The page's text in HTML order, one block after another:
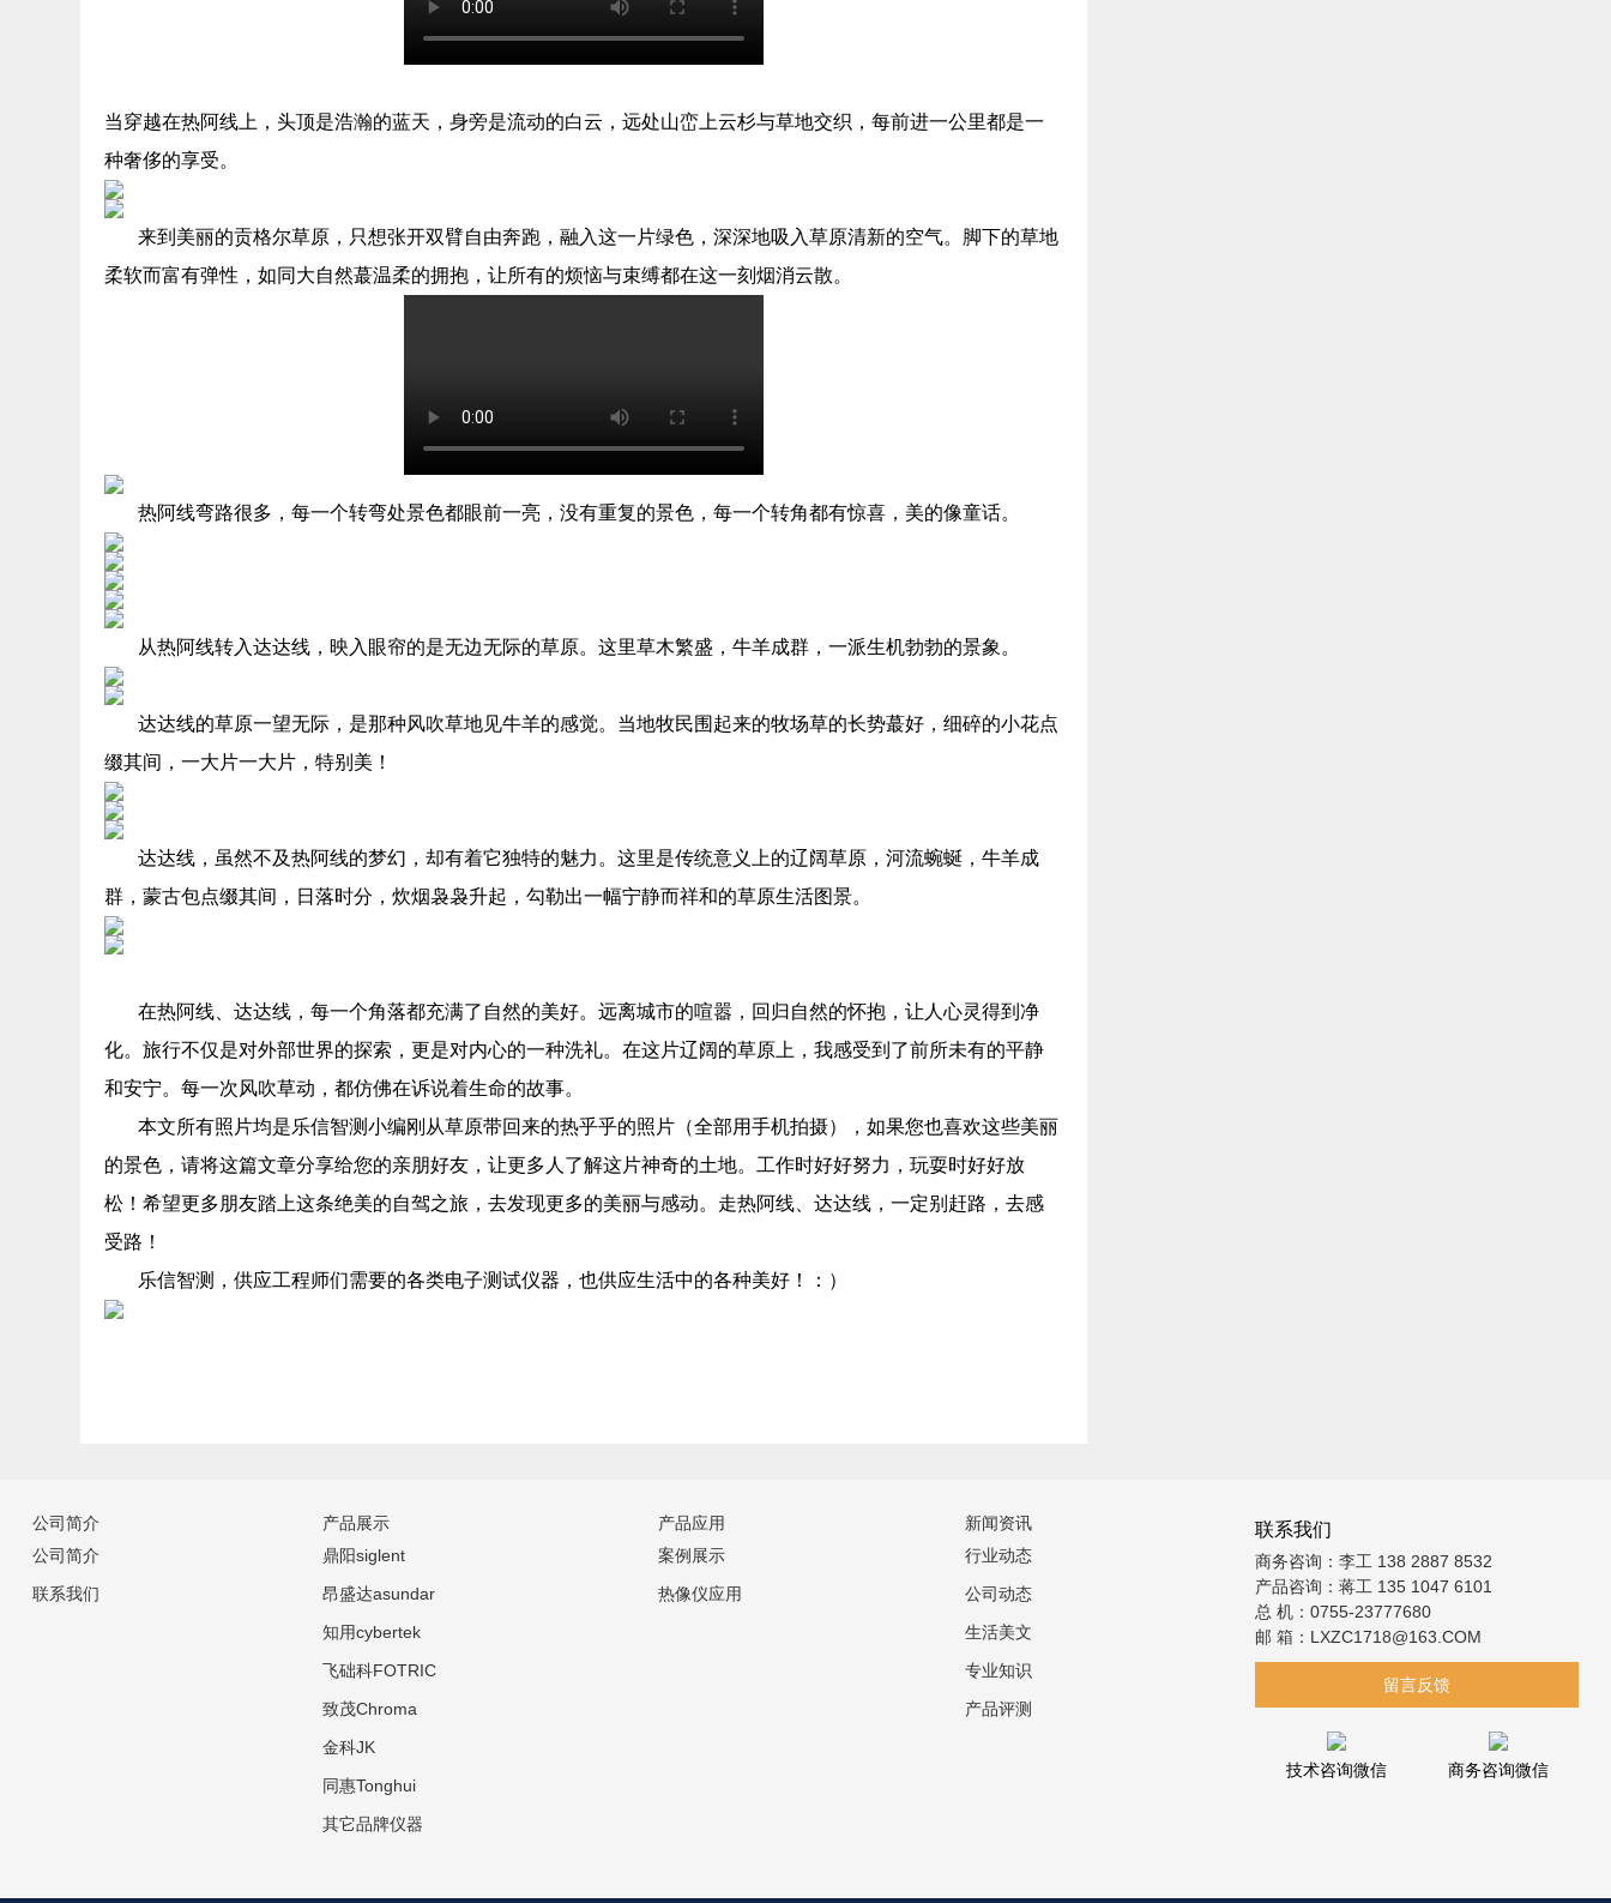
当穿越在热阿线上，头顶是浩瀚的蓝天，身旁是流动的白云，远处山峦上云杉与草地交织，每前进一公里都是一
种奢侈的享受。
来到美丽的贡格尔草原，只想张开双臂自由奔跑，融入这一片绿色，深深地吸入草原清新的空气。脚下的草地
柔软而富有弹性，如同大自然蕞温柔的拥抱，让所有的烦恼与束缚都在这一刻烟消云散。
热阿线弯路很多，每一个转弯处景色都眼前一亮，没有重复的景色，每一个转角都有惊喜，美的像童话。
从热阿线转入达达线，映入眼帘的是无边无际的草原。这里草木繁盛，牛羊成群，一派生机勃勃的景象。
达达线的草原一望无际，是那种风吹草地见牛羊的感觉。当地牧民围起来的牧场草的长势蕞好，细碎的小花点
缀其间，一大片一大片，特别美！
达达线，虽然不及热阿线的梦幻，却有着它独特的魅力。这里是传统意义上的辽阔草原，河流蜿蜒，牛羊成
群，蒙古包点缀其间，日落时分，炊烟袅袅升起，勾勒出一幅宁静而祥和的草原生活图景。
在热阿线、达达线，每一个角落都充满了自然的美好。远离城市的喧嚣，回归自然的怀抱，让人心灵得到净
化。旅行不仅是对外部世界的探索，更是对内心的一种洗礼。在这片辽阔的草原上，我感受到了前所未有的平静
和安宁。每一次风吹草动，都仿佛在诉说着生命的故事。
本文所有照片均是乐信智测小编刚从草原带回来的热乎乎的照片（全部用手机拍摄），如果您也喜欢这些美丽
的景色，请将这篇文章分享给您的亲朋好友，让更多人了解这片神奇的土地。工作时好好努力，玩耍时好好放
松！希望更多朋友踏上这条绝美的自驾之旅，去发现更多的美丽与感动。走热阿线、达达线，一定别赶路，去感
受路！
乐信智测，供应工程师们需要的各类电子测试仪器，也供应生活中的各种美好！：）
公司简介
公司简介
联系我们
产品展示
鼎阳siglent
昂盛达asundar
知用cybertek
飞础科FOTRIC
致茂Chroma
金科JK
同惠Tonghui
其它品牌仪器
产品应用
案例展示
热像仪应用
新闻资讯
行业动态
公司动态
生活美文
专业知识
产品评测
联系我们
商务咨询：李工 138 2887 8532
产品咨询：蒋工 135 1047 6101
总 机：0755-23777680
邮 箱：LXZC1718@163.COM
留言反馈
技术咨询微信 商务咨询微信